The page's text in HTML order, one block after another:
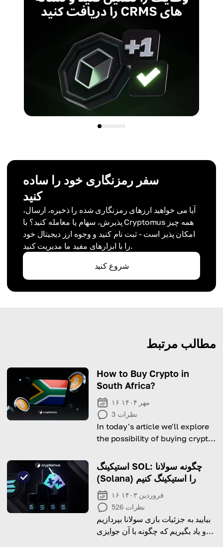
سفر رمزنگاری خود را ساده
کنید
آیا می خواهید ارزهای رمزنگاری شده را ذخیره، ارسال،
پذیرش، سهام یا معامله کنید؟ با Cryptomus همه چیز
امکان پذیر است - ثبت نام کنید و وجوه ارز دیجیتال خود
را با ابزارهای مفید ما مدیریت کنید.
شروع کنید
مطالب مرتبط
How to Buy Crypto in
South Africa?
۱۶ مهر ۱۴۰۴
3 نظرات
In today's article we'll explore
the possibility of buying crypto
استیکینگ SOL: چگونه سولانا
(Solana) را استیکینگ کنیم
۱۶ فروردین ۱۴۰۳
526 نظرات
بیایید به جزئیات بازی سولانا بپردازیم
و یاد بگیریم که چگونه با آن جوایزی